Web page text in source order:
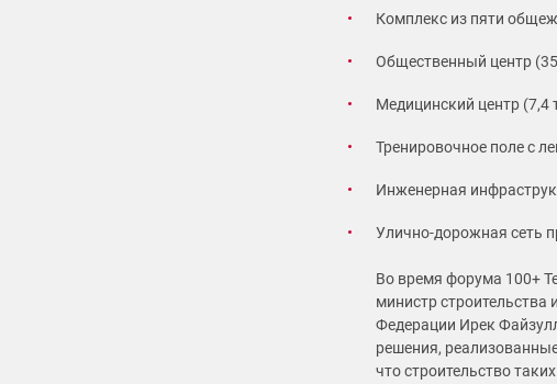
Комплекс из пяти
Общественный центр
Медицинский центр (7,4
Тренировочное поле с
Инженерная
Улично-дорожная сеть
Во время форума 100+
министр
Федерации Ирек
решения,
что строительство